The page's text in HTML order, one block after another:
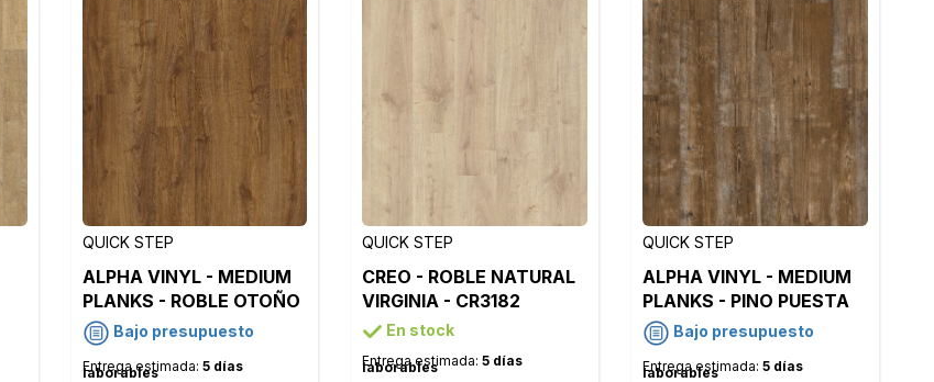
QUICK STEP
ALPHA VINYL - MEDIUM
PLANKS - ROBLE OTOÑO
MARRON - AVMP40090
Bajo presupuesto
Entrega estimada: 5 días
laborables
QUICK STEP
CREO - ROBLE NATURAL
VIRGINIA - CR3182
En stock
Entrega estimada:5 días
laborables
QUICK STEP
ALPHA VINYL - MEDIUM
PLANKS - PINO PUESTA
DE SOL - AVMP40075
Bajo presupuesto
Entrega estimada:5 días
laborables